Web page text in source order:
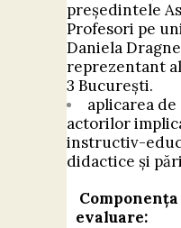
președintele
Profesori pe
Daniela
reprezentant
3 București.
aplicarea
actorilor
instructiv-
didactice și
evaluare: